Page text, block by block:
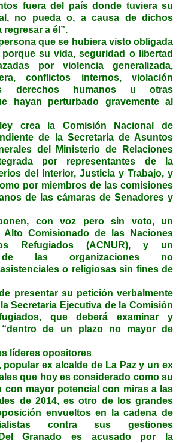
fuera del país donde tuviera su
no pueda o, a causa de dichos
regresar a él”.
que se hubiera visto obligada
su vida, seguridad o libertad
por violencia generalizada,
conflictos internos, violación
derechos humanos u otras
hayan perturbado gravemente al
crea la Comisión Nacional de
de la Secretaría de Asuntos
del Ministerio de Relaciones
por representantes de la
del Interior, Justicia y Trabajo, y
por miembros de las comisiones
de las cámaras de Senadores y
con voz pero sin voto, un
Alto Comisionado de las Naciones
Refugiados (ACNUR), y un
de las organizaciones no
o religiosas sin fines de
presentar su petición verbalmente
Secretaría Ejecutiva de la Comisión
que deberá examinar y
de un plazo no mayor de
líderes opositores
popular ex alcalde de La Paz y un ex
que hoy es considerado como su
con mayor potencial con miras a las
de 2014, es otro de los grandes
envueltos en la cadena de
contra sus gestiones
Del Granado es acusado por la